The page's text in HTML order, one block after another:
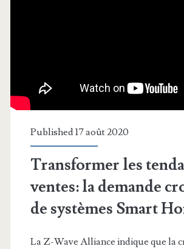
Published 17 août 2020
Transformer les
ventes: la demande
de systèmes Smart
La Z-Wave Alliance indique que la